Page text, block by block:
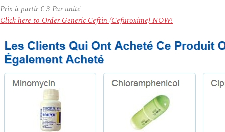
Prix à partir€ 3 Par unité
Click here to Order Generic Ceftin (Cefuroxime) NOW!